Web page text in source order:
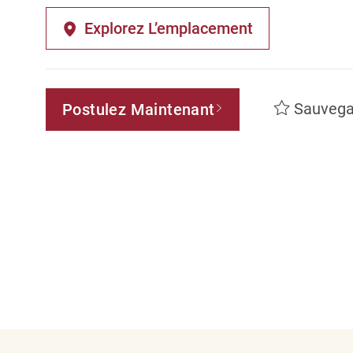
Explorez L’emplacement
Postulez Maintenant